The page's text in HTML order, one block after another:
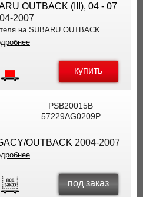
OUTBACK (III), 04 - 07
2007
на SUBARU OUTBACK
купить
PSB20015B
57229AG0209P
OUTBACK 2004-2007
под заказ